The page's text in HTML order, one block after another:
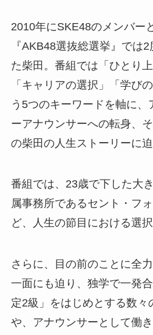
2010年にSKE48のメンバー
『AKB48選抜総選挙』では
た柴田。番組では「ひとり
「キャリアの選択」「学び
う5つのキーワードを軸に、
ーアナウンサーへの転身、
の柴田の人生ストーリーに迫
番組では、23歳で下した大
属事務所であるセント・フ
ど、人生の節目における選
さらに、目の前のことに全
一面にも迫り、独学で一発
定2級」をはじめとする数々
や、アナウンサーとして働